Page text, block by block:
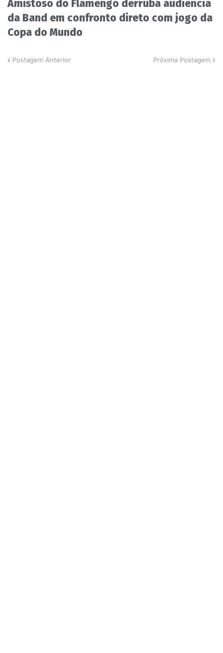
Amistoso do Flamengo derruba audiência
da Band em confronto direto com jogo da
Copa do Mundo
Postagem Anterior Próxima Postagem